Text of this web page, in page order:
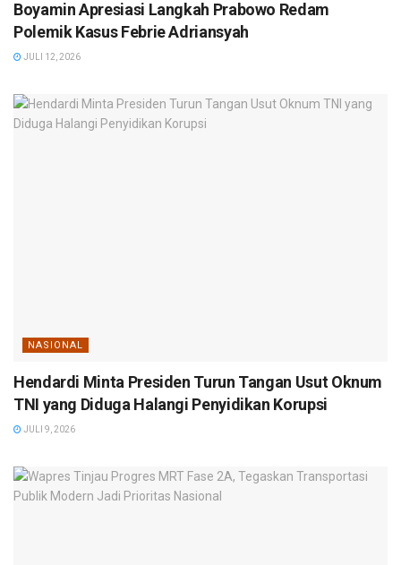
Boyamin Apresiasi Langkah Prabowo Redam
Polemik Kasus Febrie Adriansyah
JULI 12, 2026
NASIONAL
Hendardi Minta Presiden Turun Tangan Usut Oknum
TNI yang Diduga Halangi Penyidikan Korupsi
JULI 9, 2026